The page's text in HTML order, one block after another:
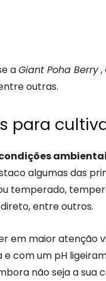
aGiant Poha Berry,
outras.
para
algumas das
temperado,
entre outros.
em maior atenção
com um pH
não seja a sua